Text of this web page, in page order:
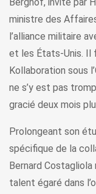
Berghof, invité par
ministre des
l’alliance militaire
et les États-Unis. Il
Kollaboration sous
ne s’y est pas
gracié deux mois
Prolongeant son
spécifique de la
Bernard
talent égaré dans